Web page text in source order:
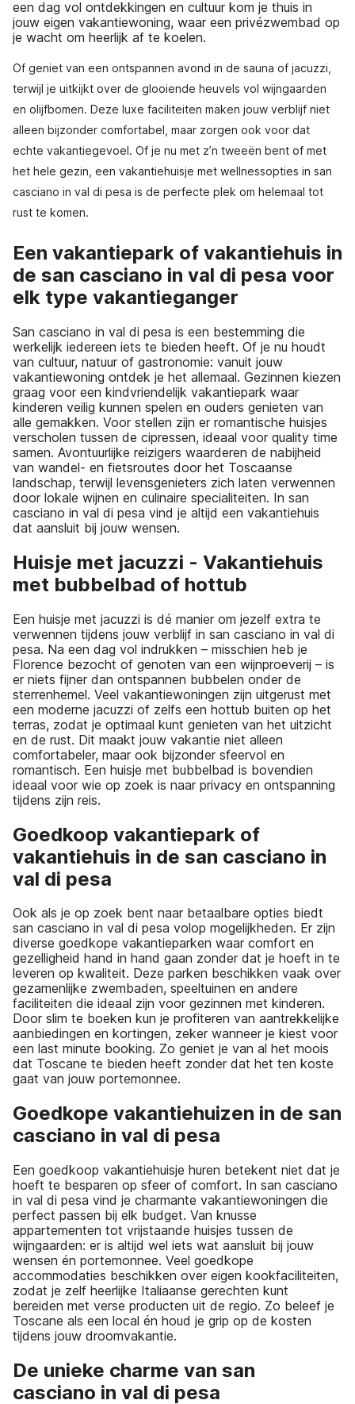
een dag vol ontdekkingen en cultuur kom je thuis in
jouw eigen vakantiewoning, waar een privézwembad op
je wacht om heerlijk af te koelen.
Of geniet van een ontspannen avond in de sauna of jacuzzi,
terwijl je uitkijkt over de glooiende heuvels vol wijngaarden
en olijfbomen. Deze luxe faciliteiten maken jouw verblijf niet
alleen bijzonder comfortabel, maar zorgen ook voor dat
echte vakantiegevoel. Of je nu met z’n tweeën bent of met
het hele gezin, een vakantiehuisje met wellnessopties in san
casciano in val di pesa is de perfecte plek om helemaal tot
rust te komen.
Een vakantiepark of vakantiehuis in
de san casciano in val di pesa voor
elk type vakantieganger
San casciano in val di pesa is een bestemming die
werkelijk iedereen iets te bieden heeft. Of je nu houdt
van cultuur, natuur of gastronomie: vanuit jouw
vakantiewoning ontdek je het allemaal. Gezinnen kiezen
graag voor een kindvriendelijk vakantiepark waar
kinderen veilig kunnen spelen en ouders genieten van
alle gemakken. Voor stellen zijn er romantische huisjes
verscholen tussen de cipressen, ideaal voor quality time
samen. Avontuurlijke reizigers waarderen de nabijheid
van wandel- en fietsroutes door het Toscaanse
landschap, terwijl levensgenieters zich laten verwennen
door lokale wijnen en culinaire specialiteiten. In san
casciano in val di pesa vind je altijd een vakantiehuis
dat aansluit bij jouw wensen.
Huisje met jacuzzi - Vakantiehuis
met bubbelbad of hottub
Een huisje met jacuzzi is dé manier om jezelf extra te
verwennen tijdens jouw verblijf in san casciano in val di
pesa. Na een dag vol indrukken – misschien heb je
Florence bezocht of genoten van een wijnproeverij – is
er niets fijner dan ontspannen bubbelen onder de
sterrenhemel. Veel vakantiewoningen zijn uitgerust met
een moderne jacuzzi of zelfs een hottub buiten op het
terras, zodat je optimaal kunt genieten van het uitzicht
en de rust. Dit maakt jouw vakantie niet alleen
comfortabeler, maar ook bijzonder sfeervol en
romantisch. Een huisje met bubbelbad is bovendien
ideaal voor wie op zoek is naar privacy en ontspanning
tijdens zijn reis.
Goedkoop vakantiepark of
vakantiehuis in de san casciano in
val di pesa
Ook als je op zoek bent naar betaalbare opties biedt
san casciano in val di pesa volop mogelijkheden. Er zijn
diverse goedkope vakantieparken waar comfort en
gezelligheid hand in hand gaan zonder dat je hoeft in te
leveren op kwaliteit. Deze parken beschikken vaak over
gezamenlijke zwembaden, speeltuinen en andere
faciliteiten die ideaal zijn voor gezinnen met kinderen.
Door slim te boeken kun je profiteren van aantrekkelijke
aanbiedingen en kortingen, zeker wanneer je kiest voor
een last minute booking. Zo geniet je van al het moois
dat Toscane te bieden heeft zonder dat het ten koste
gaat van jouw portemonnee.
Goedkope vakantiehuizen in de san
casciano in val di pesa
Een goedkoop vakantiehuisje huren betekent niet dat je
hoeft te besparen op sfeer of comfort. In san casciano
in val di pesa vind je charmante vakantiewoningen die
perfect passen bij elk budget. Van knusse
appartementen tot vrijstaande huisjes tussen de
wijngaarden: er is altijd wel iets wat aansluit bij jouw
wensen én portemonnee. Veel goedkope
accommodaties beschikken over eigen kookfaciliteiten,
zodat je zelf heerlijke Italiaanse gerechten kunt
bereiden met verse producten uit de regio. Zo beleef je
Toscane als een local én houd je grip op de kosten
tijdens jouw droomvakantie.
De unieke charme van san
casciano in val di pesa